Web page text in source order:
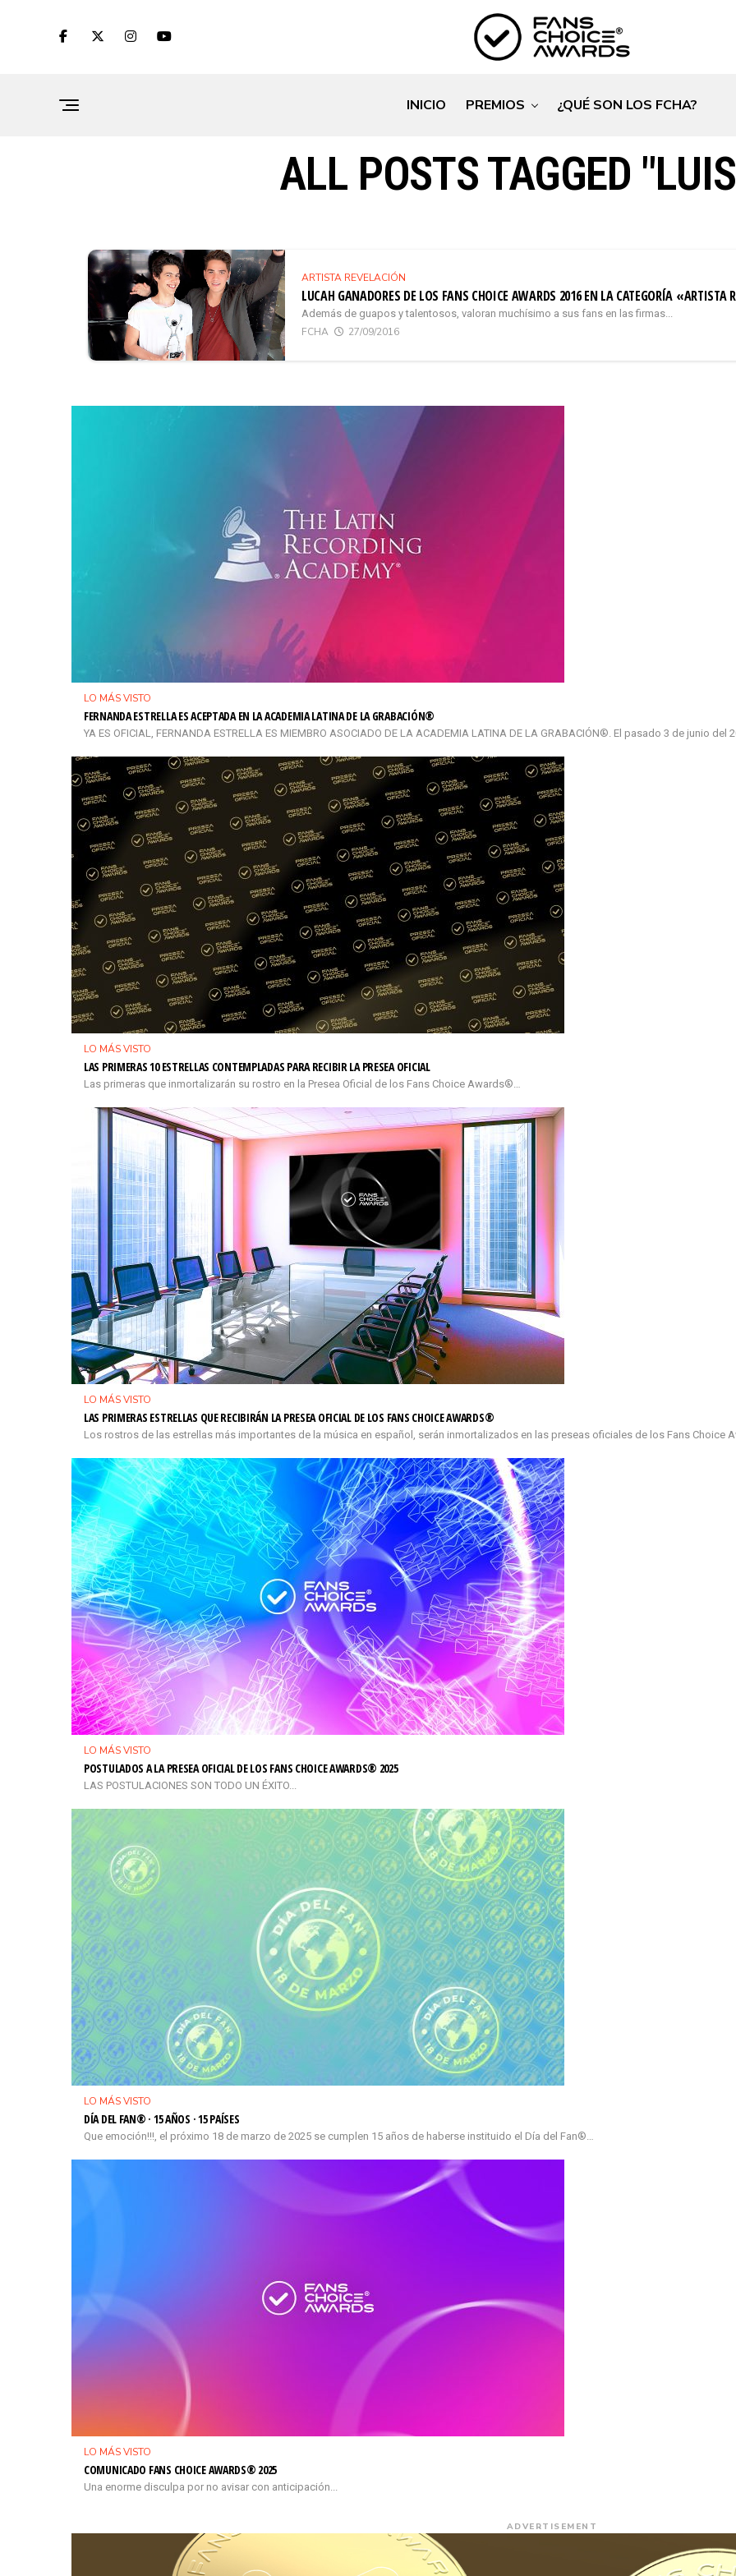
INICIO PREMIOS ¿QUÉ SON LOS FCHA?
ALL POSTS TAGGED
ARTISTA REVELACIÓN
LUCAH GANADORES DE LOS FANS CHOICE AWARDS 2016 EN LA CATEGORÍA «ARTISTA
Además de guapos y talentosos, valoran muchísimo a sus fans en las firmas...
FCHA 27/09/2016
LO MÁS VISTO
FERNANDA ESTRELLA ES ACEPTADA EN LA ACADEMIA LATINA DE LA GRABACIÓN®
YA ES OFICIAL, FERNANDA ESTRELLA ES MIEMBRO ASOCIADO DE LA ACADEMIA LATINA DE LA GRABACIÓN®. El pasado 3 de junio del
LO MÁS VISTO
LAS PRIMERAS 10 ESTRELLAS CONTEMPLADAS PARA RECIBIR LA PRESEA OFICIAL
Las primeras que inmortalizarán su rostro en la Presea Oficial de los Fans Choice Awards®…
LO MÁS VISTO
LAS PRIMERAS ESTRELLAS QUE RECIBIRÁN LA PRESEA OFICIAL DE LOS FANS CHOICE AWARDS®
Los rostros de las estrellas más importantes de la música en español, serán inmortalizados en las preseas oficiales de los Fans Choice
LO MÁS VISTO
POSTULADOS A LA PRESEA OFICIAL DE LOS FANS CHOICE AWARDS® 2025
LAS POSTULACIONES SON TODO UN ÉXITO...
LO MÁS VISTO
DÍA DEL FAN® · 15 AÑOS · 15 PAÍSES
Que emoción!!!, el próximo 18 de marzo de 2025 se cumplen 15 años de haberse instituido el Día del Fan®…
LO MÁS VISTO
COMUNICADO FANS CHOICE AWARDS® 2025
Una enorme disculpa por no avisar con anticipación...
ADVERTISEMENT